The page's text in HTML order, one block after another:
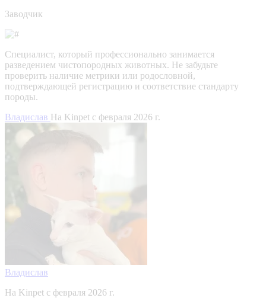
Заводчик
Специалист, который профессионально занимается
разведением чистопородных животных. Не забудьте
проверить наличие метрики или родословной,
подтверждающей регистрацию и соответствие стандарту
породы.
Владислав На Kinpet c февраля 2026 г.
Владислав
На Kinpet c февраля 2026 г.